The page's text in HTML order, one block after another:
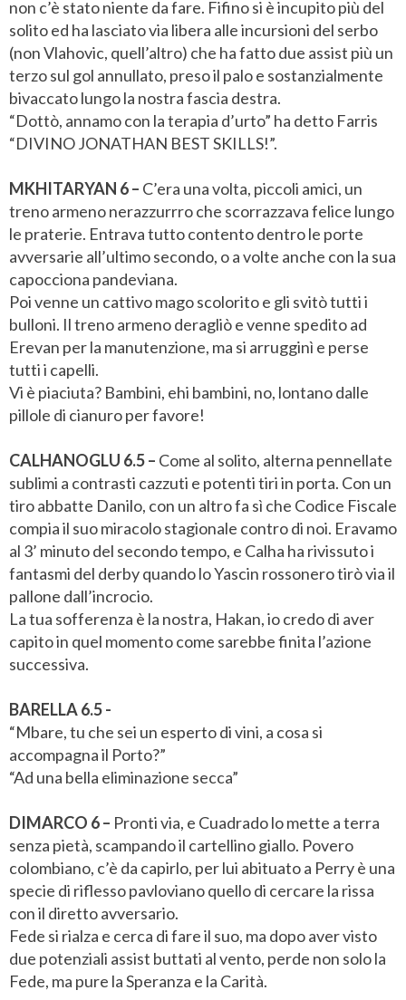
non c’è stato niente da fare. Fifino si è incupito più del
solito ed ha lasciato via libera alle incursioni del serbo
(non Vlahovic, quell’altro) che ha fatto due assist più un
terzo sul gol annullato, preso il palo e sostanzialmente
bivaccato lungo la nostra fascia destra.
“Dottò, annamo con la terapia d’urto” ha detto Farris
“DIVINO JONATHAN BEST SKILLS!”.
MKHITARYAN 6 – C’era una volta, piccoli amici, un
treno armeno nerazzurrro che scorrazzava felice lungo
le praterie. Entrava tutto contento dentro le porte
avversarie all’ultimo secondo, o a volte anche con la sua
capocciona pandeviana.
Poi venne un cattivo mago scolorito e gli svitò tutti i
bulloni. Il treno armeno deragliò e venne spedito ad
Erevan per la manutenzione, ma si arrugginì e perse
tutti i capelli.
Vi è piaciuta? Bambini, ehi bambini, no, lontano dalle
pillole di cianuro per favore!
CALHANOGLU 6.5 – Come al solito, alterna pennellate
sublimi a contrasti cazzuti e potenti tiri in porta. Con un
tiro abbatte Danilo, con un altro fa sì che Codice Fiscale
compia il suo miracolo stagionale contro di noi. Eravamo
al 3’ minuto del secondo tempo, e Calha ha rivissuto i
fantasmi del derby quando lo Yascin rossonero tirò via il
pallone dall’incrocio.
La tua sofferenza è la nostra, Hakan, io credo di aver
capito in quel momento come sarebbe finita l’azione
successiva.
BARELLA 6.5 -
“Mbare, tu che sei un esperto di vini, a cosa si
accompagna il Porto?”
“Ad una bella eliminazione secca”
DIMARCO 6 – Pronti via, e Cuadrado lo mette a terra
senza pietà, scampando il cartellino giallo. Povero
colombiano, c’è da capirlo, per lui abituato a Perry è una
specie di riflesso pavloviano quello di cercare la rissa
con il diretto avversario.
Fede si rialza e cerca di fare il suo, ma dopo aver visto
due potenziali assist buttati al vento, perde non solo la
Fede, ma pure la Speranza e la Carità.